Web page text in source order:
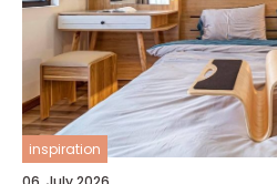
inspiration